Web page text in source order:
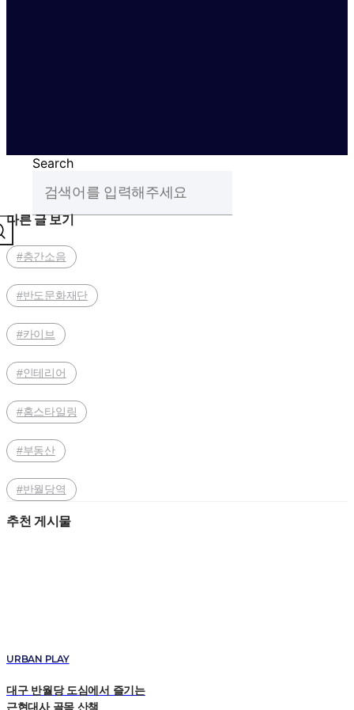
Search
다른 글 보기
#층간소음
#반도문화재단
#카이브
#인테리어
#홈스타일링
#부동산
#반월당역
추천 게시물
URBAN PLAY
대구 반월당 도심에서 즐기는
근현대사 골목 산책